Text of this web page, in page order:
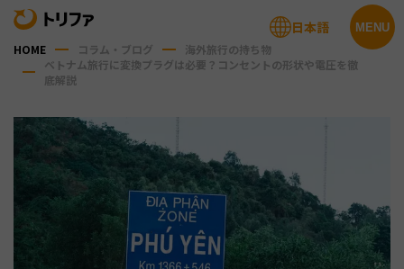
MENU
日本語
HOME コラム・ブログ
海外旅行の持ち物
ベトナム旅行に変換プラグは必要？コンセントの形状や電圧を徹
底解説